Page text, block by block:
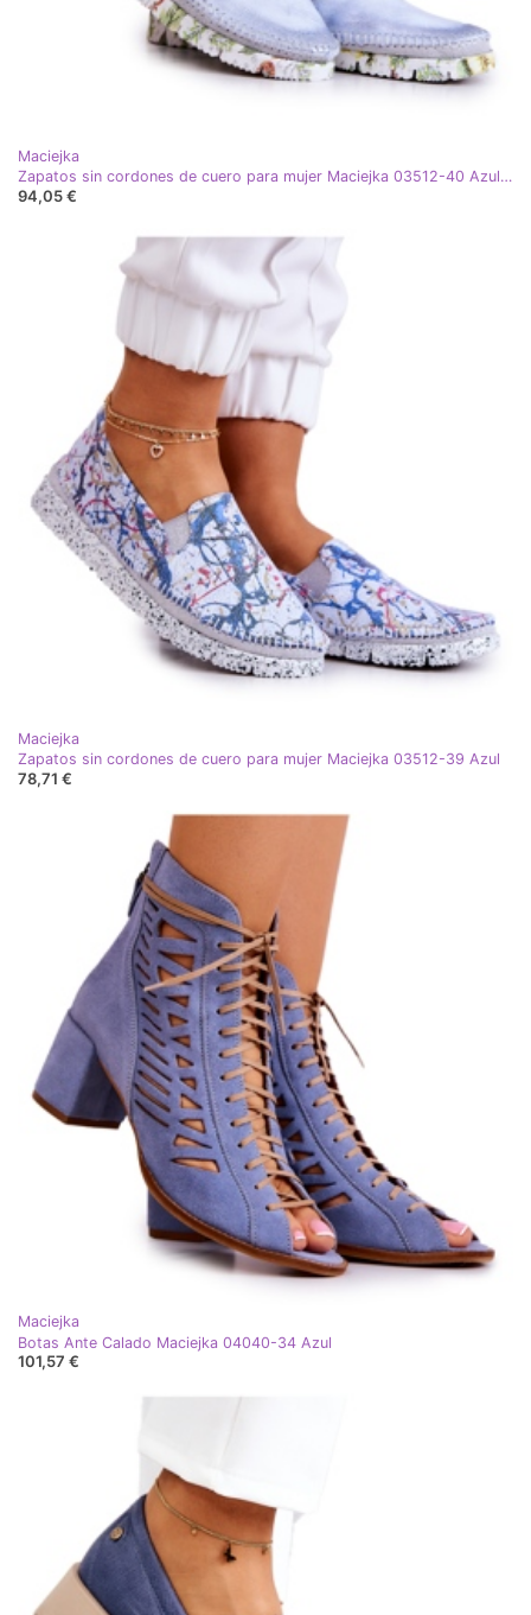
Maciejka
Zapatos sin cordones de cuero para mujer Maciejka 03512-40 Azul claro
94,05 €
Maciejka
Zapatos sin cordones de cuero para mujer Maciejka 03512-39 Azul
78,71 €
Maciejka
Botas Ante Calado Maciejka 04040-34 Azul
101,57 €